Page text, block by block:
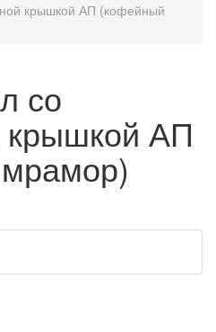
крышкой АП (кофейный
со
крышкой АП